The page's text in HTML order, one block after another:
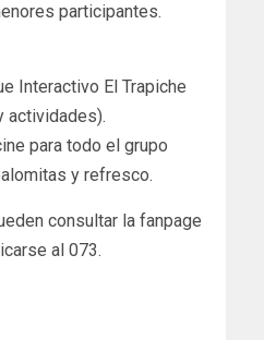
participantes.
Interactivo El Trapiche
actividades).
para todo el grupo
y refresco.
consultar la fanpage
al 073.